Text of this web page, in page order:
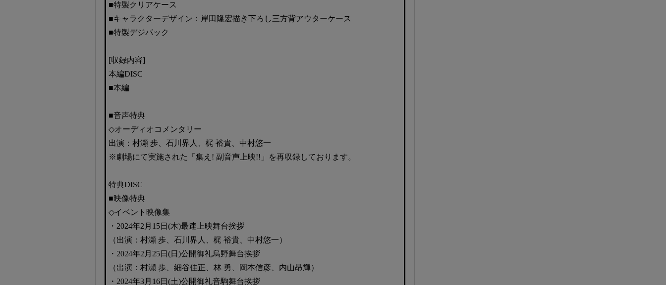
■特製クリアケース
■キャラクターデザイン：岸田隆宏描き下ろし三方背アウターケース
■特製デジパック
[収録内容]
本編DISC
■本編
■音声特典
◇オーディオコメンタリー
出演：村瀬 歩、石川界人、梶 裕貴、中村悠一
※劇場にて実施された「集え! 副音声上映!!」を再収録しております。
特典DISC
■映像特典
◇イベント映像集
・2024年2月15日(木)最速上映舞台挨拶
（出演：村瀬 歩、石川界人、梶 裕貴、中村悠一）
・2024年2月25日(日)公開御礼烏野舞台挨拶
（出演：村瀬 歩、細谷佳正、林 勇、岡本信彦、内山昂輝）
・2024年3月16日(土)公開御礼音駒舞台挨拶